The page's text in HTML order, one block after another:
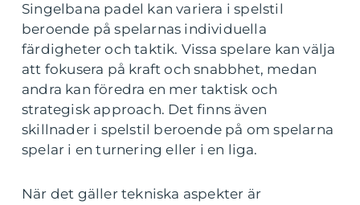
Singelbana padel kan variera i spelstil
beroende på spelarnas individuella
färdigheter och taktik. Vissa spelare kan välja
att fokusera på kraft och snabbhet, medan
andra kan föredra en mer taktisk och
strategisk approach. Det finns även
skillnader i spelstil beroende på om spelarna
spelar i en turnering eller i en liga.
När det gäller tekniska aspekter är